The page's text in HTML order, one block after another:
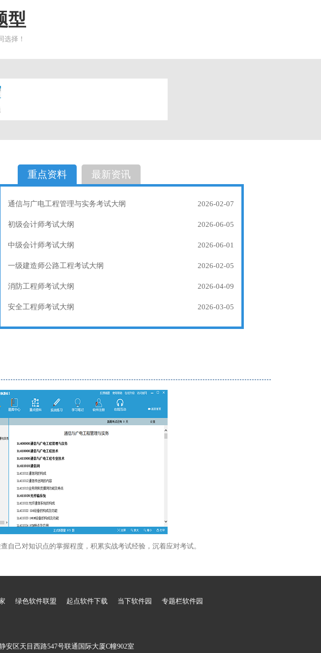
型
选择！
选择题
重点资料 最新资讯
通信与广电工程管理与实务考试大纲 2026-02-07
初级会计师考试大纲 2026-06-05
中级会计师考试大纲 2026-06-01
一级建造师公路工程考试大纲 2026-02-05
消防工程师考试大纲 2026-04-09
安全工程师考试大纲 2026-03-05
自己对知识点的掌握程度，积累实战考试经验，沉着应对考试。
绿色软件联盟 起点软件下载 当下软件园 专题栏软件园
安区天目西路547号联通国际大厦C幢902室